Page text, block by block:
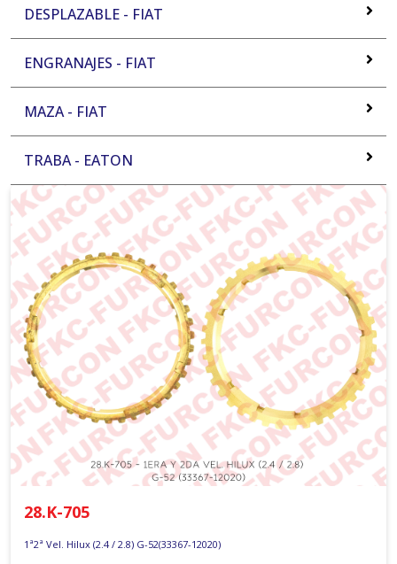
DESPLAZABLE - FIAT
ENGRANAJES - FIAT
MAZA - FIAT
TRABA - EATON
28.K-705
1ª2ª Vel. Hilux (2.4 / 2.8) G-52(33367-12020)